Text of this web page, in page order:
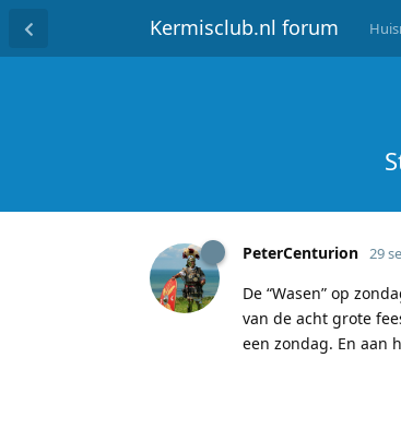
Kermisclub.nl forum
PeterCenturion 29
De “Wasen” op
van de acht grote
een zondag. En aan